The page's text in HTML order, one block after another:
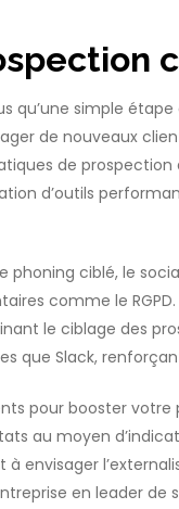
qu’une simple
de nouveaux
de
d’outils
ciblé, le
comme le
le ciblage des
que Slack,
pour booster
au moyen
envisager
en leader de